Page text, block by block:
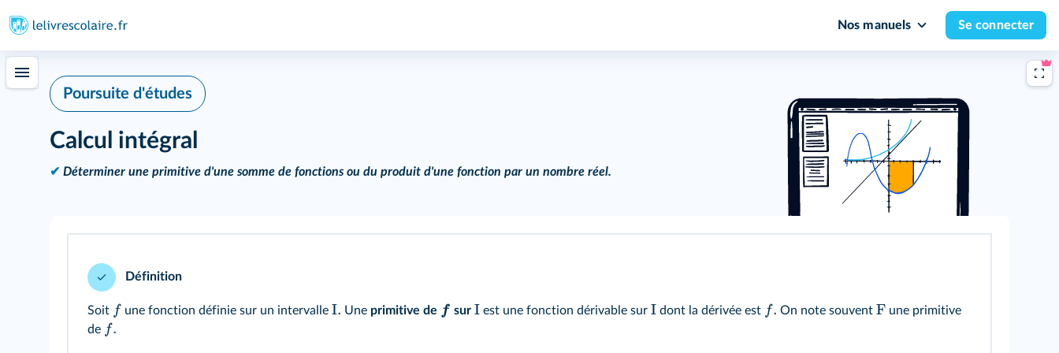
Nos manuels Se connecter
Poursuite d'études
Calcul intégral
✔ Déterminer une primitive d'une somme de fonctions ou du produit d'une fonction par un nombre réel.
Définition
Soit f une fonction définie sur un intervalle I. Une primitive de f sur I est une fonction dérivable sur I dont la dérivée est f. On note souvent F une primitive
de f.